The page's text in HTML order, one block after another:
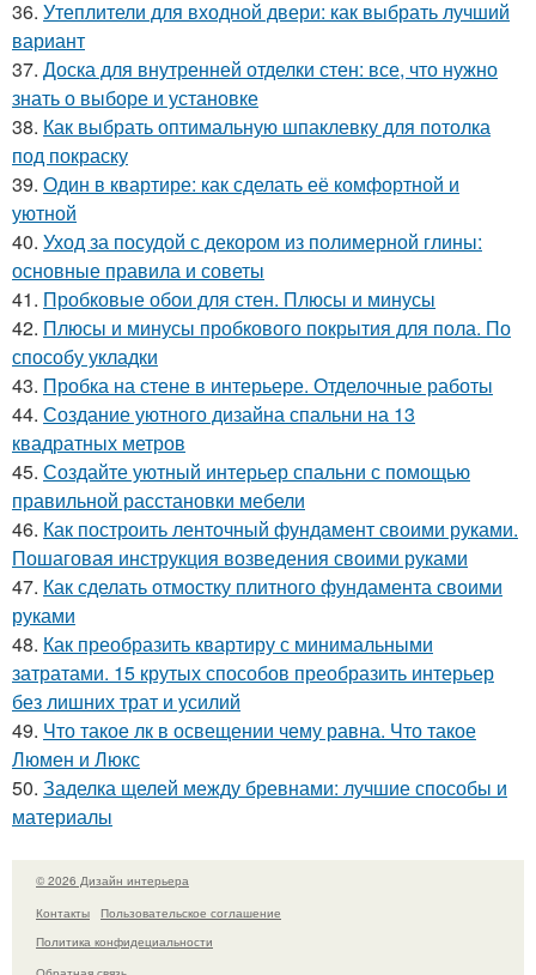
36. Утеплители для входной двери: как выбрать лучший
вариант
37. Доска для внутренней отделки стен: все, что нужно
знать о выборе и установке
38. Как выбрать оптимальную шпаклевку для потолка
под покраску
39. Один в квартире: как сделать её комфортной и
уютной
40. Уход за посудой с декором из полимерной глины:
основные правила и советы
41. Пробковые обои для стен. Плюсы и минусы
42. Плюсы и минусы пробкового покрытия для пола. По
способу укладки
43. Пробка на стене в интерьере. Отделочные работы
44. Создание уютного дизайна спальни на 13
квадратных метров
45. Создайте уютный интерьер спальни с помощью
правильной расстановки мебели
46. Как построить ленточный фундамент своими руками.
Пошаговая инструкция возведения своими руками
47. Как сделать отмостку плитного фундамента своими
руками
48. Как преобразить квартиру с минимальными
затратами. 15 крутых способов преобразить интерьер
без лишних трат и усилий
49. Что такое лк в освещении чему равна. Что такое
Люмен и Люкс
50. Заделка щелей между бревнами: лучшие способы и
материалы
© 2026 Дизайн интерьера
Контакты
Пользовательское соглашение
Политика конфидециальности